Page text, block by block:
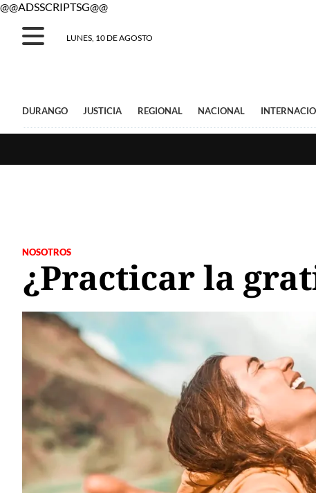
@@ADSSCRIPTSG@@
LUNES, 10 DE AGOSTO
DURANGO JUSTICIA REGIONAL NACIONAL
NOSOTROS
¿Practicar la